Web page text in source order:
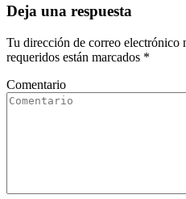
Deja una respuesta
Tu dirección de correo electrónico
requeridos están marcados *
Comentario